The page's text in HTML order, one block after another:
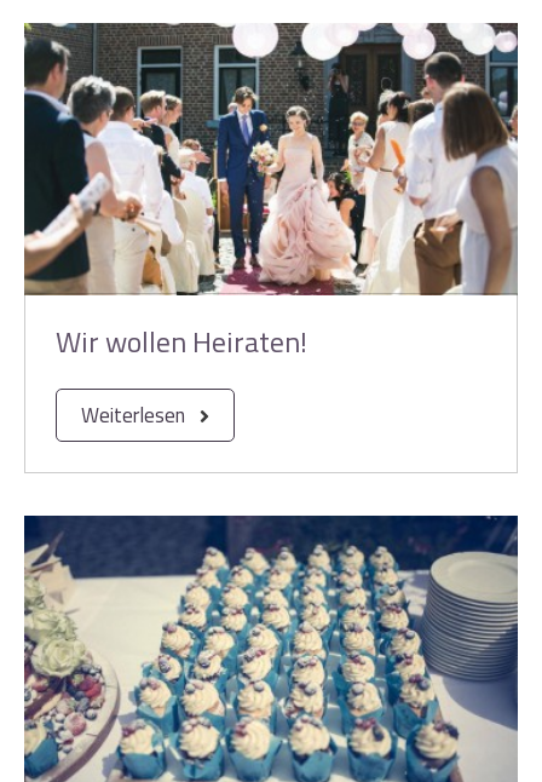
Wir wollen Heiraten!
Weiterlesen